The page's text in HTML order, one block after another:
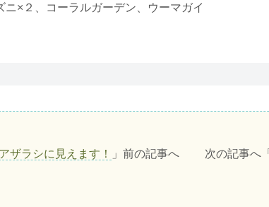
ニ×２、コーラルガーデン、ウーマガイ
アザラシに見えます！ 」前の記事へ 次の記事へ「